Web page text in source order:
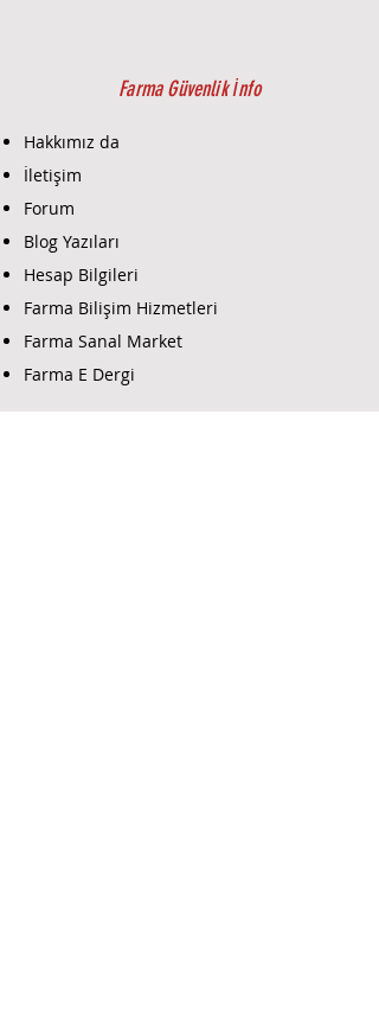
Farma Güvenlik İnfo
Hakkımız da
İletişim
Forum
Blog Yazıları
Hesap Bilgileri
Farma Bilişim Hizmetleri
Farma Sanal Market
Farma E Dergi
Farma E-Ticaret